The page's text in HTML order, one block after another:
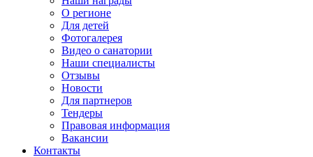
О регионе
Для детей
Фотогалерея
Видео о санатории
Наши специалисты
Отзывы
Новости
Для партнеров
Тендеры
Правовая информация
Вакансии
Контакты